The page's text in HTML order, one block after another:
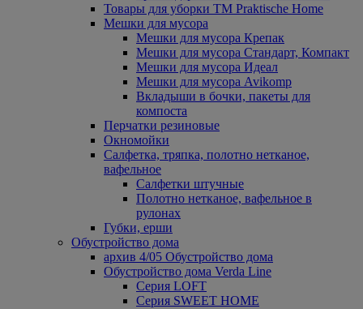
Товары для уборки ТМ Praktische Home
Мешки для мусора
Мешки для мусора Крепак
Мешки для мусора Стандарт, Компакт
Мешки для мусора Идеал
Мешки для мусора Avikomp
Вкладыши в бочки, пакеты для
компоста
Перчатки резиновые
Окномойки
Салфетка, тряпка, полотно нетканое,
вафельное
Салфетки штучные
Полотно нетканое, вафельное в
рулонах
Губки, ерши
Обустройство дома
архив 4/05 Обустройство дома
Обустройство дома Verda Line
Серия LOFT
Серия SWEET HOME